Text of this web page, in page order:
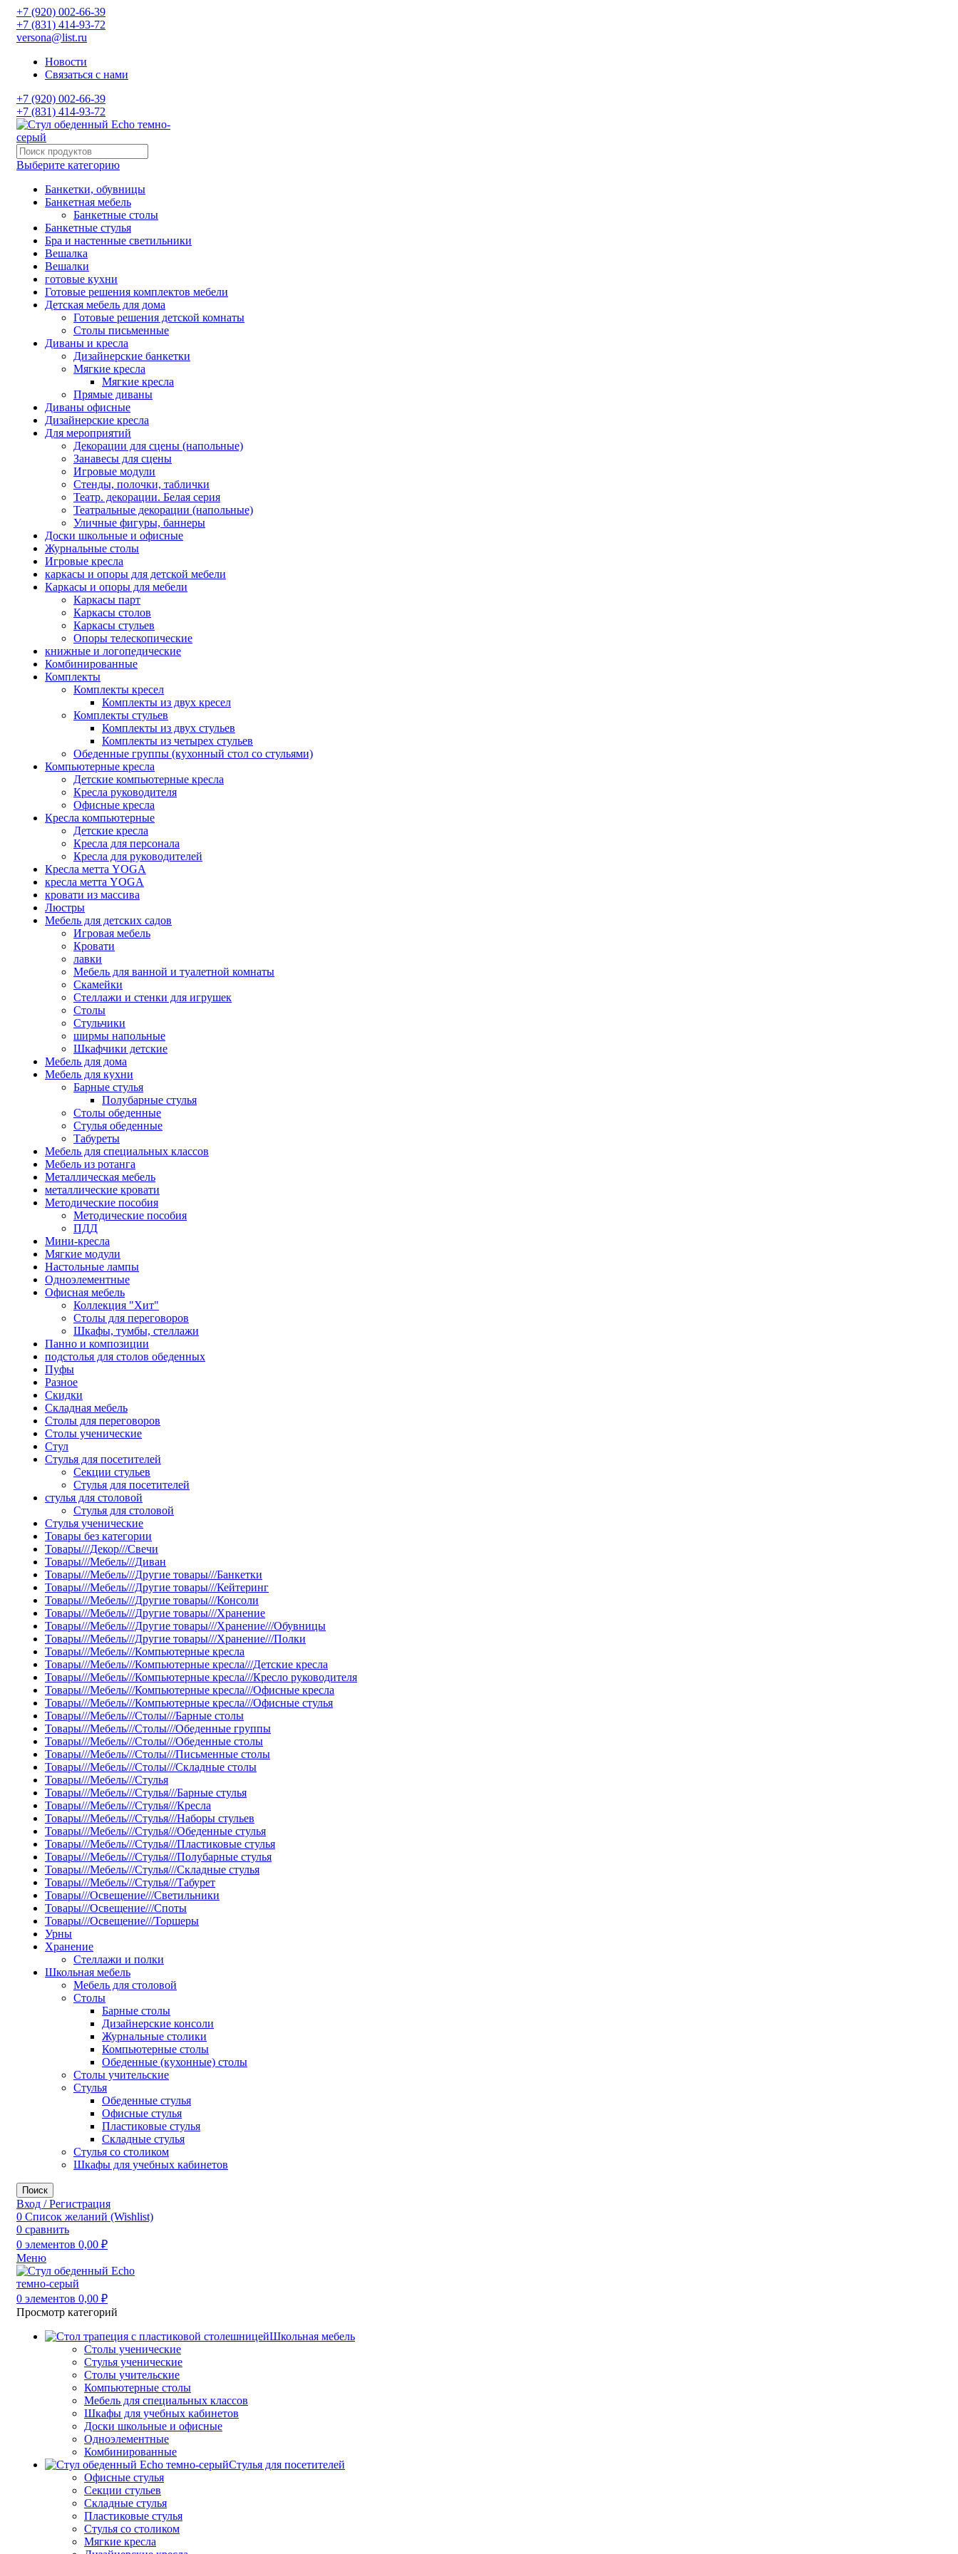
+7 (920) 002-66-39
+7 (831) 414-93-72
versona@list.ru
Новости
Связаться с нами
+7 (920) 002-66-39
+7 (831) 414-93-72
Выберите категорию
Банкетки, обувницы
Банкетная мебель
Банкетные столы
Банкетные стулья
Бра и настенные светильники
Вешалка
Вешалки
готовые кухни
Готовые решения комплектов мебели
Детская мебель для дома
Готовые решения детской комнаты
Столы письменные
Диваны и кресла
Дизайнерские банкетки
Мягкие кресла
Мягкие кресла
Прямые диваны
Диваны офисные
Дизайнерские кресла
Для мероприятий
Декорации для сцены (напольные)
Занавесы для сцены
Игровые модули
Стенды, полочки, таблички
Театр. декорации. Белая серия
Театральные декорации (напольные)
Уличные фигуры, баннеры
Доски школьные и офисные
Журнальные столы
Игровые кресла
каркасы и опоры для детской мебели
Каркасы и опоры для мебели
Каркасы парт
Каркасы столов
Каркасы стульев
Опоры телескопические
книжные и логопедические
Комбинированные
Комплекты
Комплекты кресел
Комплекты из двух кресел
Комплекты стульев
Комплекты из двух стульев
Комплекты из четырех стульев
Обеденные группы (кухонный стол со стульями)
Компьютерные кресла
Детские компьютерные кресла
Кресла руководителя
Офисные кресла
Кресла компьютерные
Детские кресла
Кресла для персонала
Кресла для руководителей
Кресла метта YOGA
кресла метта YOGA
кровати из массива
Люстры
Мебель для детских садов
Игровая мебель
Кровати
лавки
Мебель для ванной и туалетной комнаты
Скамейки
Стеллажи и стенки для игрушек
Столы
Стульчики
ширмы напольные
Шкафчики детские
Мебель для дома
Мебель для кухни
Барные стулья
Полубарные стулья
Столы обеденные
Стулья обеденные
Табуреты
Мебель для специальных классов
Мебель из ротанга
Металлическая мебель
металлические кровати
Методические пособия
Методические пособия
ПДД
Мини-кресла
Мягкие модули
Настольные лампы
Одноэлементные
Офисная мебель
Коллекция "Хит"
Столы для переговоров
Шкафы, тумбы, стеллажи
Панно и композиции
подстолья для столов обеденных
Пуфы
Разное
Скидки
Складная мебель
Столы для переговоров
Столы ученические
Стул
Стулья для посетителей
Секции стульев
Стулья для посетителей
стулья для столовой
Стулья для столовой
Стулья ученические
Товары без категории
Товары///Декор///Свечи
Товары///Мебель///Диван
Товары///Мебель///Другие товары///Банкетки
Товары///Мебель///Другие товары///Кейтеринг
Товары///Мебель///Другие товары///Консоли
Товары///Мебель///Другие товары///Хранение
Товары///Мебель///Другие товары///Хранение///Обувницы
Товары///Мебель///Другие товары///Хранение///Полки
Товары///Мебель///Компьютерные кресла
Товары///Мебель///Компьютерные кресла///Детские кресла
Товары///Мебель///Компьютерные кресла///Кресло руководителя
Товары///Мебель///Компьютерные кресла///Офисные кресла
Товары///Мебель///Компьютерные кресла///Офисные стулья
Товары///Мебель///Столы///Барные столы
Товары///Мебель///Столы///Обеденные группы
Товары///Мебель///Столы///Обеденные столы
Товары///Мебель///Столы///Письменные столы
Товары///Мебель///Столы///Складные столы
Товары///Мебель///Стулья
Товары///Мебель///Стулья///Барные стулья
Товары///Мебель///Стулья///Кресла
Товары///Мебель///Стулья///Наборы стульев
Товары///Мебель///Стулья///Обеденные стулья
Товары///Мебель///Стулья///Пластиковые стулья
Товары///Мебель///Стулья///Полубарные стулья
Товары///Мебель///Стулья///Складные стулья
Товары///Мебель///Стулья///Табурет
Товары///Освещение///Светильники
Товары///Освещение///Споты
Товары///Освещение///Торшеры
Урны
Хранение
Стеллажи и полки
Школьная мебель
Мебель для столовой
Столы
Барные столы
Дизайнерские консоли
Журнальные столики
Компьютерные столы
Обеденные (кухонные) столы
Столы учительские
Стулья
Обеденные стулья
Офисные стулья
Пластиковые стулья
Складные стулья
Стулья со столиком
Шкафы для учебных кабинетов
Поиск
Вход / Регистрация
0 Список желаний (Wishlist)
0 сравнить
0 элементов 0,00 ₽
Меню
0 элементов 0,00 ₽
Просмотр категорий
Школьная мебель
Столы ученические
Стулья ученические
Столы учительские
Компьютерные столы
Мебель для специальных классов
Шкафы для учебных кабинетов
Доски школьные и офисные
Одноэлементные
Комбинированные
Стулья для посетителей
Офисные стулья
Секции стульев
Складные стулья
Пластиковые стулья
Стулья со столиком
Мягкие кресла